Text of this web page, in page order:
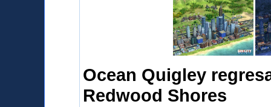
Ocean Quigley
Redwood Shores